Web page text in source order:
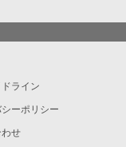
ライン
ーポリシー
せ